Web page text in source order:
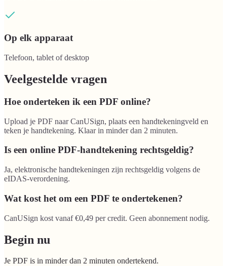
Op elk apparaat
Telefoon, tablet of desktop
Veelgestelde vragen
Hoe onderteken ik een PDF online?
Upload je PDF naar CanUSign, plaats een handtekeningveld en
teken je handtekening. Klaar in minder dan 2 minuten.
Is een online PDF-handtekening rechtsgeldig?
Ja, elektronische handtekeningen zijn rechtsgeldig volgens de
eIDAS-verordening.
Wat kost het om een PDF te ondertekenen?
CanUSign kost vanaf €0,49 per credit. Geen abonnement nodig.
Begin nu
Je PDF is in minder dan 2 minuten ondertekend.